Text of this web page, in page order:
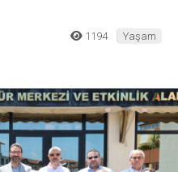
1194 Yaşam